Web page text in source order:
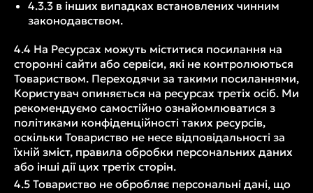
4.3.3 в інших випадках встановлених чинним
законодавством.
4.4 На Ресурсах можуть міститися посилання на
сторонні сайти або сервіси, які не контролюються
Товариством. Переходячи за такими посиланнями,
Користувач опиняється на ресурсах третіх осіб. Ми
рекомендуємо самостійно ознайомлюватися з
політиками конфіденційності таких ресурсів,
оскільки Товариство не несе відповідальності за
їхній зміст, правила обробки персональних даних
або інші дії цих третіх сторін.
4.5 Товариство не обробляє персональні дані, що